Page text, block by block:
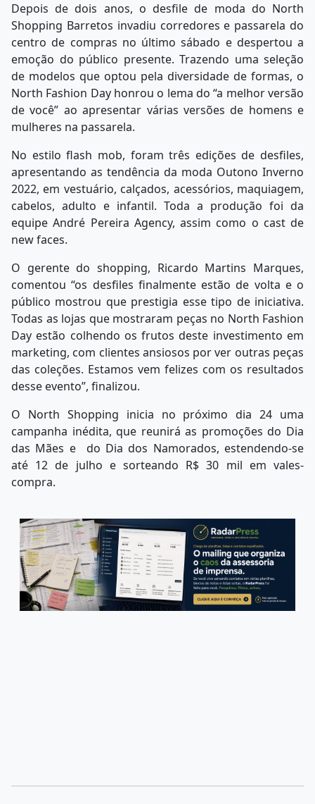
Depois de dois anos, o desfile de moda do North
Shopping Barretos invadiu corredores e passarela do
centro de compras no último sábado e despertou a
emoção do público presente. Trazendo uma seleção
de modelos que optou pela diversidade de formas, o
North Fashion Day honrou o lema do “a melhor versão
de você” ao apresentar várias versões de homens e
mulheres na passarela.
No estilo flash mob, foram três edições de desfiles,
apresentando as tendência da moda Outono Inverno
2022, em vestuário, calçados, acessórios, maquiagem,
cabelos, adulto e infantil. Toda a produção foi da
equipe André Pereira Agency, assim como o cast de
new faces.
O gerente do shopping, Ricardo Martins Marques,
comentou “os desfiles finalmente estão de volta e o
público mostrou que prestigia esse tipo de iniciativa.
Todas as lojas que mostraram peças no North Fashion
Day estão colhendo os frutos deste investimento em
marketing, com clientes ansiosos por ver outras peças
das coleções. Estamos vem felizes com os resultados
desse evento”, finalizou.
O North Shopping inicia no próximo dia 24 uma
campanha inédita, que reunirá as promoções do Dia
das Mães e do Dia dos Namorados, estendendo-se
até 12 de julho e sorteando R$ 30 mil em vales-
compra.